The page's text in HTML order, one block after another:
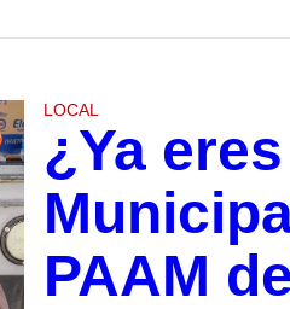
LOCAL
¿Ya
PAAM